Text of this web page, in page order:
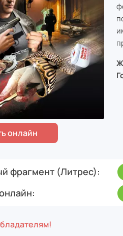
фрагмент (Литрес)